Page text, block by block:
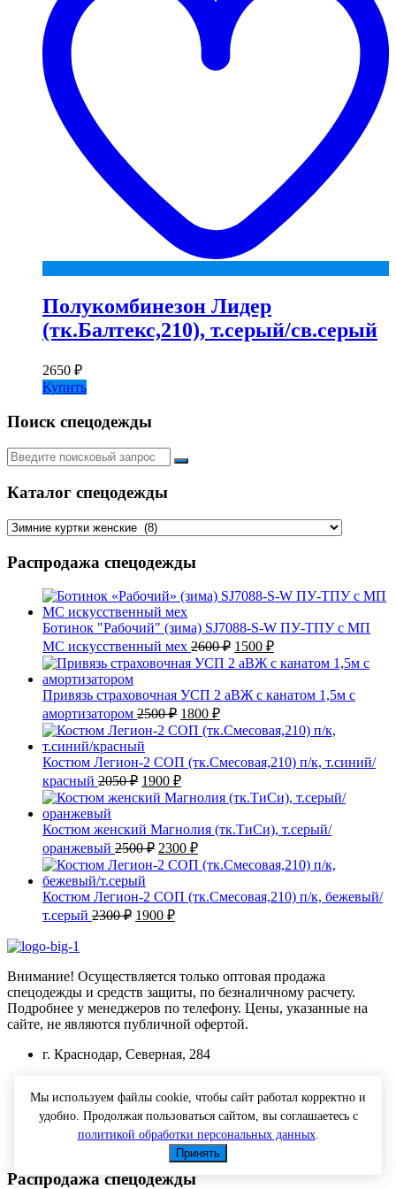
Полукомбинезон Лидер
(тк.Балтекс,210), т.серый/св.серый
2650 ₽
Купить
Поиск спецодежды
Искать:
Каталог спецодежды
Распродажа спецодежды
Ботинок "Рабочий" (зима) SJ7088-S-W ПУ-ТПУ с МП
МС искусственный мех 2600₽ Первоначальная
цена
составляла
2600 ₽.
1500 ₽Текущая
цена:
Привязь страховочная УСП 2 аВЖ с канатом 1,5м с
амортизатором 2500₽ Первоначальная
цена
составляла
2500 ₽.
1800 ₽Текущая
цена:
Костюм Легион-2 СОП (тк.Смесовая,210) п/к, т.синий/
красный 2050₽ Первоначальная
цена
составляла
2050 ₽.
1900 ₽Текущая
цена:
Костюм женский Магнолия (тк.ТиСи), т.серый/
оранжевый 2500₽ Первоначальная
цена
составляла
2500 ₽.
2300 ₽Текущая
цена:
Костюм Легион-2 СОП (тк.Смесовая,210) п/к, бежевый/
т.серый 2300₽ Первоначальная
1900 ₽Текущая
Внимание! Осуществляется только оптовая продажа
спецодежды и средств защиты, по безналичному расчету.
Подробнее у менеджеров по телефону. Цены, указанные на
сайте, не являются публичной офертой.
г. Краснодар, Северная, 284
tk@spets-yug.ru
Понедельник-Пятница с 10-00 до 17-00
Распродажа спецодежды
Мы используем файлы cookie, чтобы сайт работал корректно и
удобно. Продолжая пользоваться сайтом, вы соглашаетесь с
политикой обработки персональных данных.
Принять